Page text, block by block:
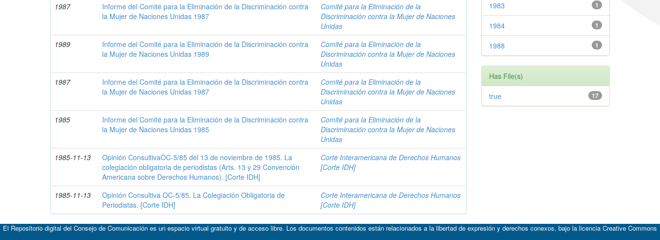
1987
Informe del Comité para la Eliminación de la Discriminación contra
la Mujer de Naciones Unidas 1987
Comité para la Eliminación de la
Discriminación contra la Mujer de Naciones
Unidas
1989
Informe del Comité para la Eliminación de la Discriminación contra
la Mujer de Naciones Unidas 1989
Comité para la Eliminación de la
Discriminación contra la Mujer de Naciones
Unidas
1987
Informe del Comité para la Eliminación de la Discriminación contra
la Mujer de Naciones Unidas 1987
Comité para la Eliminación de la
Discriminación contra la Mujer de Naciones
Unidas
1985
Informe del Comité para la Eliminación de la Discriminación contra
la Mujer de Naciones Unidas 1985
Comité para la Eliminación de la
Discriminación contra la Mujer de Naciones
Unidas
1985-11-13
Opinión ConsultivaOC-5/85 del 13 de noviembre de 1985. La
colegiación obligatoria de periodistas (Arts. 13 y 29 Convención
Americana sobre Derechos Humanos). [Corte IDH]
Corte Interamericana de Derechos Humanos
[Corte IDH]
1985-11-13
Opinión Consultiva OC-5/85. La Colegiación Obligatoria de
Periodistas. [Corte IDH]
Corte Interamericana de Derechos Humanos
[Corte IDH]
1
1983
1
1984
1
1988
Has File(s)
17
true
El Repositorio digital del Consejo de Comunicación es un espacio virtual gratuito y de acceso libre. Los documentos contenidos están relacionados a la libertad de expresión y derechos conexos, bajo la licencia Creative Commons